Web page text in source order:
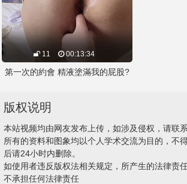
11 00:13:34
第一次的約會 精液塗滿我的屁股?
版权说明
本站视频均由网友发布上传，如涉及侵权，请联
所有的资料和图象均以个人学术交流为目的，不
后请24小时内删除。
如使用者违反版权法相关规定，所产生的法律责
不承担任何法律责任